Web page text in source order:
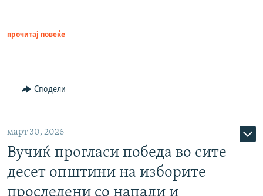
прочитај повеќе
Сподели
март 30, 2026
Вучиќ прогласи победа во сите
десет општини на изборите